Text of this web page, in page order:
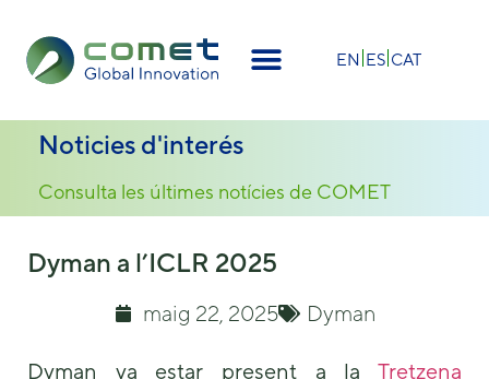
EN ES CAT
Noticies d'interés
Consulta les últimes notícies de COMET
Dyman a l’ICLR 2025
maig 22, 2025 Dyman
Dyman va estar present a la Tretzena